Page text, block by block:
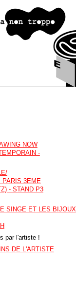
NOW
-
3EME
- STAND P3
SINGE ET LES BIJOUX
par l'artiste !
DE L'ARTISTE